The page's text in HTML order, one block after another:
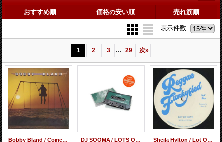
おすすめ順 価格の安い順 売れ筋順
表示件数:
1 2 3 ... 29 次»
Bobby Bland / Come Fly With Me (LP)
DJ SOOMA / LOTS OF LOVE -Season 01 (Cassette)
Sheila Hylton / Lot Of Love (7inch)